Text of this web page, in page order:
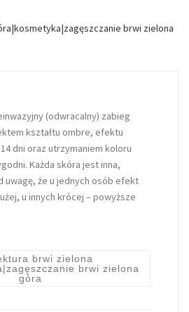
brwi zielona
(odwracalny) zabieg
kształtu ombre, efektu
dni oraz utrzymaniem koloru
Każda skóra jest inna,
uwagę, że u jednych osób efekt
u innych krócej – powyższe
brwi zielona
brwi zielona
góra